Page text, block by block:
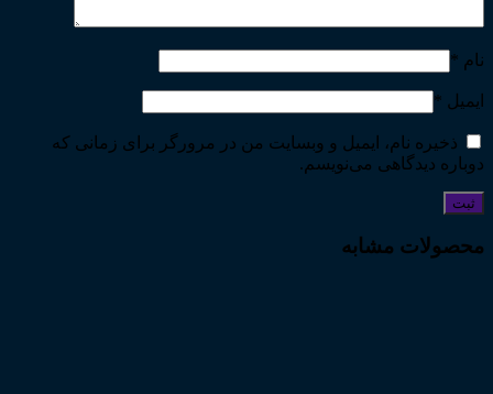
نام *
ایمیل *
ذخیره نام، ایمیل و وبسایت من در مرورگر برای زمانی که
دوباره دیدگاهی می‌نویسم.
محصولات مشابه